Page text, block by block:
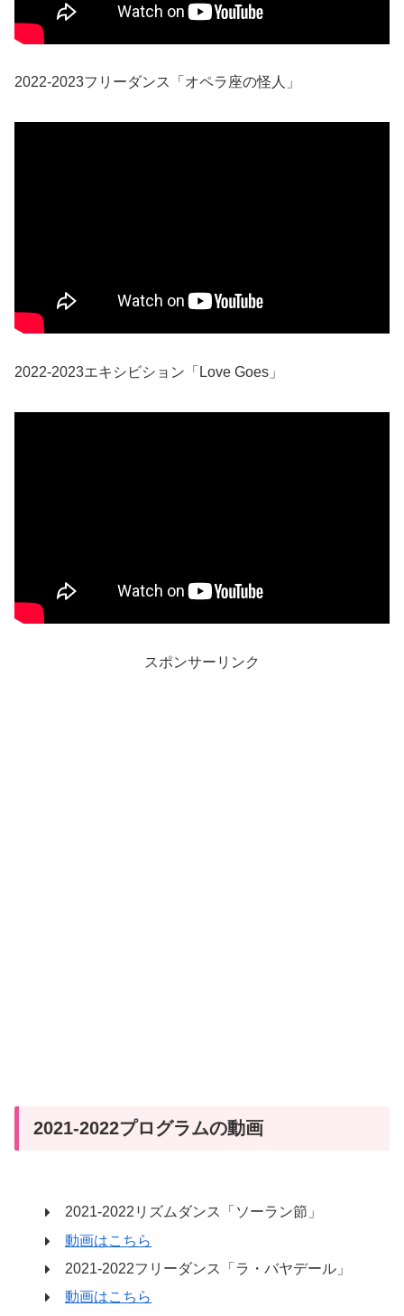
2022-2023フリーダンス「オペラ座の怪人」
2022-2023エキシビション「Love Goes」
スポンサーリンク
2021-2022プログラムの動画
2021-2022リズムダンス「ソーラン節」
動画はこちら
2021-2022フリーダンス「ラ・バヤデール」
動画はこちら